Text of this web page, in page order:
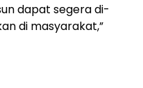
dapat segera di-
di masyarakat,”